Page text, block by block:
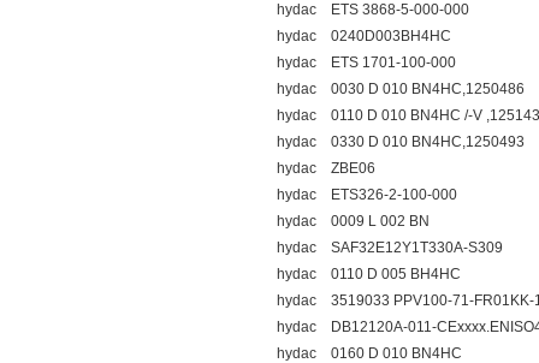
hydac ETS 3868-5-000-000
hydac 0240D003BH4HC
hydac ETS 1701-100-000
hydac 0030 D 010 BN4HC,1250486
hydac 0110 D 010 BN4HC /-V
hydac 0330 D 010 BN4HC,1250493
hydac ZBE06
hydac ETS326-2-100-000
hydac 0009 L 002 BN
hydac SAF32E12Y1T330A-S309
hydac 0110 D 005 BH4HC
hydac 3519033 PPV100-71-FR01KK-
hydac DB12120A-011-
hydac 0160 D 010 BN4HC